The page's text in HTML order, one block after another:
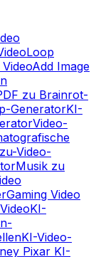
Loop
Add Image
zu Brainrot-
GeneratorKI-
Video-
Video-
Musik zu
Gaming Video
KI-
KI-Video-
Pixar KI-